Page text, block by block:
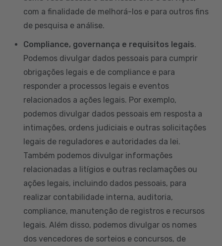
com a finalidade de melhorá-los e para outros fins
de pesquisa e análise.
Compliance, governança e requisitos legais.
Podemos divulgar dados pessoais para cumprir
obrigações legais e de compliance e para
responder a processos legais e eventos
relacionados a ações legais. Por exemplo,
podemos divulgar dados pessoais em resposta a
intimações, ordens judiciais e outras solicitações
legais de reguladores e autoridades da lei.
Também podemos divulgar informações
relacionadas a litígios e outras reclamações ou
ações legais, incluindo dados pessoais, para
realizar contabilidade interna, auditoria,
compliance, manutenção de registros e recursos
legais. Além disso, podemos divulgar os nomes
dos vencedores de sorteios e concursos, de